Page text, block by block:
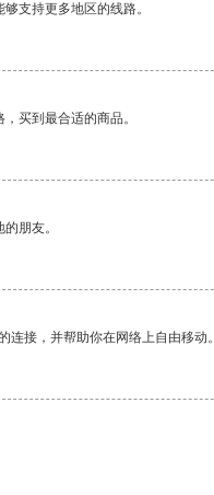
支持更多地区的线路。
买到最合适的商品。
朋友。
接，并帮助你在网络上自由移动。